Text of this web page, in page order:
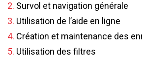
2. Survol et navigation générale
3. Utilisation de l’aide en ligne
4. Création et maintenance des
5. Utilisation des filtres